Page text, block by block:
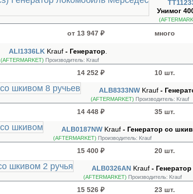
Унимог
от 13 947 ₽ много
ALI1336LK Krauf - Генератор
(AFTERMARKET) Производитель: Krauf
14 252 ₽ 10 шт.
ALB8333NW Krauf -
(AFTERMARKET) Производитель: Krauf
14 448 ₽ 35 шт.
ALB0187NW Krauf - Генератор cо
(AFTERMARKET) Производитель: Krauf
15 400 ₽ 20 шт.
ALB0326AN Krauf -
(AFTERMARKET) Производитель: Krauf
15 526 ₽ 23 шт.